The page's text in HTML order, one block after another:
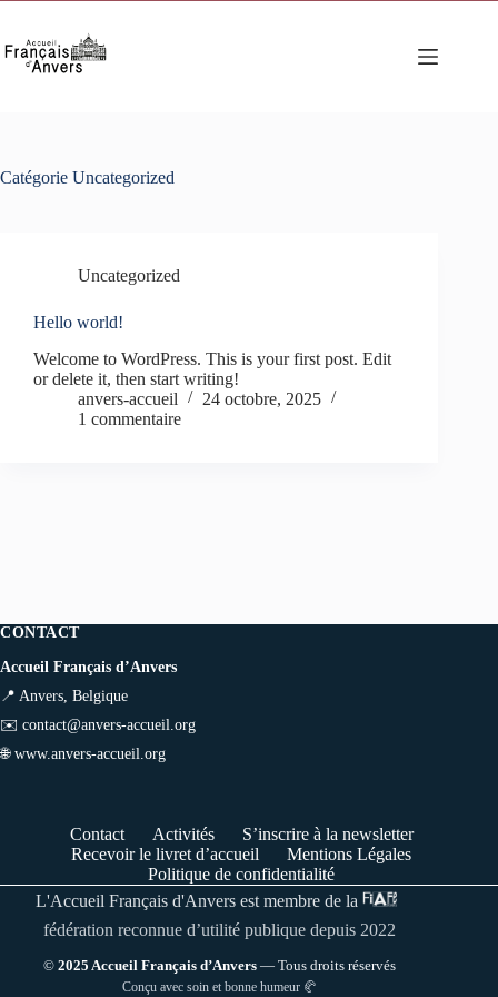
contenu
Catégorie Uncategorized
Uncategorized
Hello world!
Welcome to WordPress. This is your first post. Edit
or delete it, then start writing!
anvers-accueil
24 octobre, 2025
1 commentaire
CONTACT
Accueil Français d’Anvers
📍 Anvers, Belgique
✉️ contact@anvers-accueil.org
🌐 www.anvers-accueil.org
Contact Activités
S’inscrire à la newsletter
Recevoir le livret d’accueil
Mentions Légales
Politique de confidentialité
L'Accueil Français d'Anvers est membre de la
fédération reconnue d’utilité publique depuis 2022
© 2025 Accueil Français d’Anvers— Tous droits réservés
Conçu avec soin et bonne humeur 🥐